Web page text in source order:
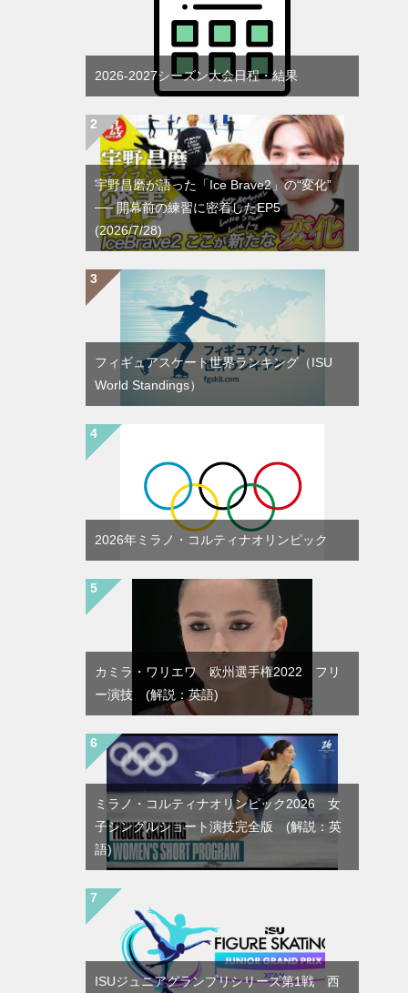
2026-2027シーズン大会日程・結果
宇野昌磨が語った「Ice Brave2」の“変化”
── 開幕前の練習に密着したEP5
(2026/7/28)
フィギュアスケート世界ランキング（ISU
World Standings）
2026年ミラノ・コルティナオリンピック
カミラ・ワリエワ 欧州選手権2022 フリ
ー演技 (解説：英語)
ミラノ・コルティナオリンピック2026 女
子シングルショート演技完全版 (解説：英
語)
ISUジュニアグランプリシリーズ第1戦 西